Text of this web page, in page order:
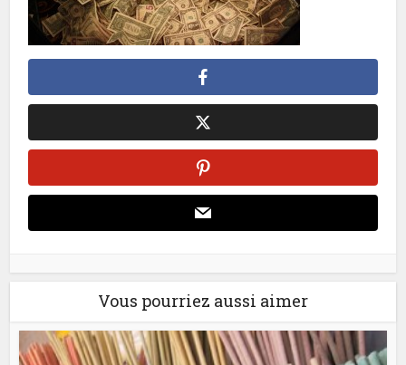
Vous pourriez aussi aimer